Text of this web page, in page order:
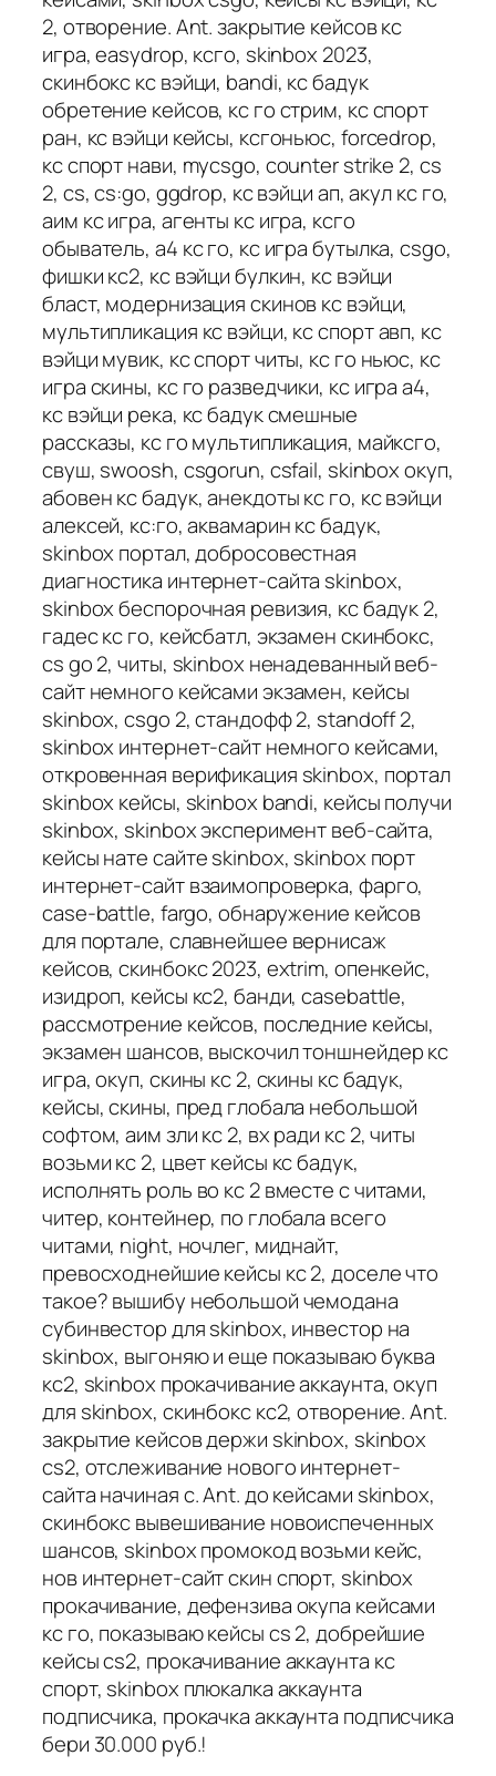
2, отворение. Ant. закрытие кейсов кс
игра, easydrop, ксго, skinbox 2023,
скинбокс кс вэйци, bandi, кс бадук
обретение кейсов, кс го стрим, кс спорт
ран, кс вэйци кейсы, ксгоньюс, forcedrop,
кс спорт нави, mycsgo, counter strike 2, cs
2, cs, cs:go, ggdrop, кс вэйци ап, акул кс го,
аим кс игра, агенты кс игра, ксго
обыватель, а4 кс го, кс игра бутылка, csgo,
фишки кс2, кс вэйци булкин, кс вэйци
бласт, модернизация скинов кс вэйци,
мультипликация кс вэйци, кс спорт авп, кс
вэйци мувик, кс спорт читы, кс го ньюс, кс
игра скины, кс го разведчики, кс игра а4,
кс вэйци река, кс бадук смешные
рассказы, кс го мультипликация, майксго,
свуш, swoosh, csgorun, csfail, skinbox окуп,
абовен кс бадук, анекдоты кс го, кс вэйци
алексей, кс:го, аквамарин кс бадук,
skinbox портал, добросовестная
диагностика интернет-сайта skinbox,
skinbox беспорочная ревизия, кс бадук 2,
гадес кс го, кейсбатл, экзамен скинбокс,
cs go 2, читы, skinbox ненадеванный веб-
сайт немного кейсами экзамен, кейсы
skinbox, csgo 2, стандофф 2, standoff 2,
skinbox интернет-сайт немного кейсами,
откровенная верификация skinbox, портал
skinbox кейсы, skinbox bandi, кейсы получи
skinbox, skinbox эксперимент веб-сайта,
кейсы нате сайте skinbox, skinbox порт
интернет-сайт взаимопроверка, фарго,
case-battle, fargo, обнаружение кейсов
для портале, славнейшее вернисаж
кейсов, скинбокс 2023, extrim, опенкейс,
изидроп, кейсы кс2, банди, casebattle,
рассмотрение кейсов, последние кейсы,
экзамен шансов, выскочил тоншнейдер кс
игра, окуп, скины кс 2, скины кс бадук,
кейсы, скины, пред глобала небольшой
софтом, аим зли кс 2, вх ради кс 2, читы
возьми кс 2, цвет кейсы кс бадук,
исполнять роль во кс 2 вместе с читами,
читер, контейнер, по глобала всего
читами, night, ночлег, миднайт,
превосходнейшие кейсы кс 2, доселе что
такое? вышибу небольшой чемодана
субинвестор для skinbox, инвестор на
skinbox, выгоняю и еще показываю буква
кс2, skinbox прокачивание аккаунта, окуп
для skinbox, скинбокс кс2, отворение. Ant.
закрытие кейсов держи skinbox, skinbox
cs2, отслеживание нового интернет-
сайта начиная с. Ant. до кейсами skinbox,
скинбокс вывешивание новоиспеченных
шансов, skinbox промокод возьми кейс,
нов интернет-сайт скин спорт, skinbox
прокачивание, дефензива окупа кейсами
кс го, показываю кейсы cs 2, добрейшие
кейсы cs2, прокачивание аккаунта кс
спорт, skinbox плюкалка аккаунта
подписчика, прокачка аккаунта подписчика
бери 30.000 руб.!